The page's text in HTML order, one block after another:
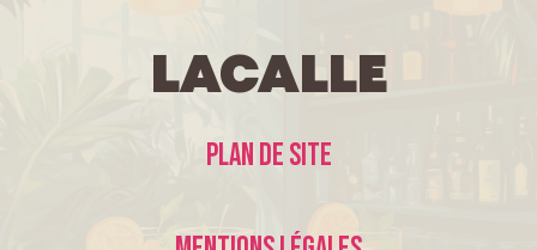
LaCalle
Plan de site